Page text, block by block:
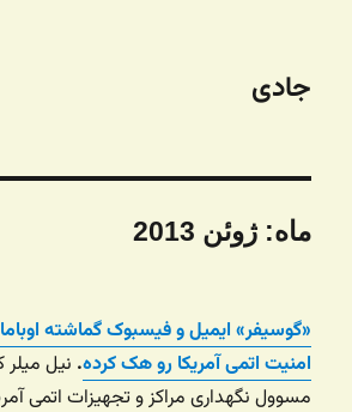
جادی
ماه:ژوئن 2013
«گوسیفر» ایمیل و فیسبوک گماشته
امنیت اتمی آمریکا رو هک کرده. نیل میلر
مسوول نگهداری مراکز و تجهیزات اتمی